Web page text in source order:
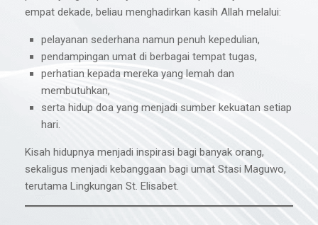
empat dekade, beliau menghadirkan kasih Allah melalui:
pelayanan sederhana namun penuh kepedulian,
pendampingan umat di berbagai tempat tugas,
perhatian kepada mereka yang lemah dan
membutuhkan,
serta hidup doa yang menjadi sumber kekuatan setiap
hari.
Kisah hidupnya menjadi inspirasi bagi banyak orang,
sekaligus menjadi kebanggaan bagi umat Stasi Maguwo,
terutama Lingkungan St. Elisabet.